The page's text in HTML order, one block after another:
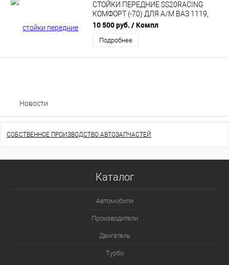
СТОЙКИ ПЕРЕДНИЕ SS20RACING
КОМФОРТ (-70) ДЛЯ А/М ВАЗ 1119,
КАЛИНА SS20209
10 500 руб. / Компл
Подробнее
Новости
СОБСТВЕННОЕ ПРОИЗВОДСТВО АВТОЗАПЧАСТЕЙ
Каталог
Автомобили
Производители
Двигатель
Турбо